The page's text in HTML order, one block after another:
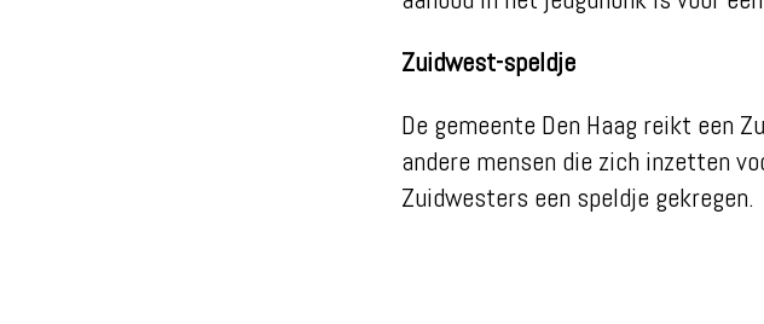
Zuidwest-speldje
De gemeente Den Haag reikt een
andere mensen die zich inzetten
Zuidwesters een speldje gekregen.